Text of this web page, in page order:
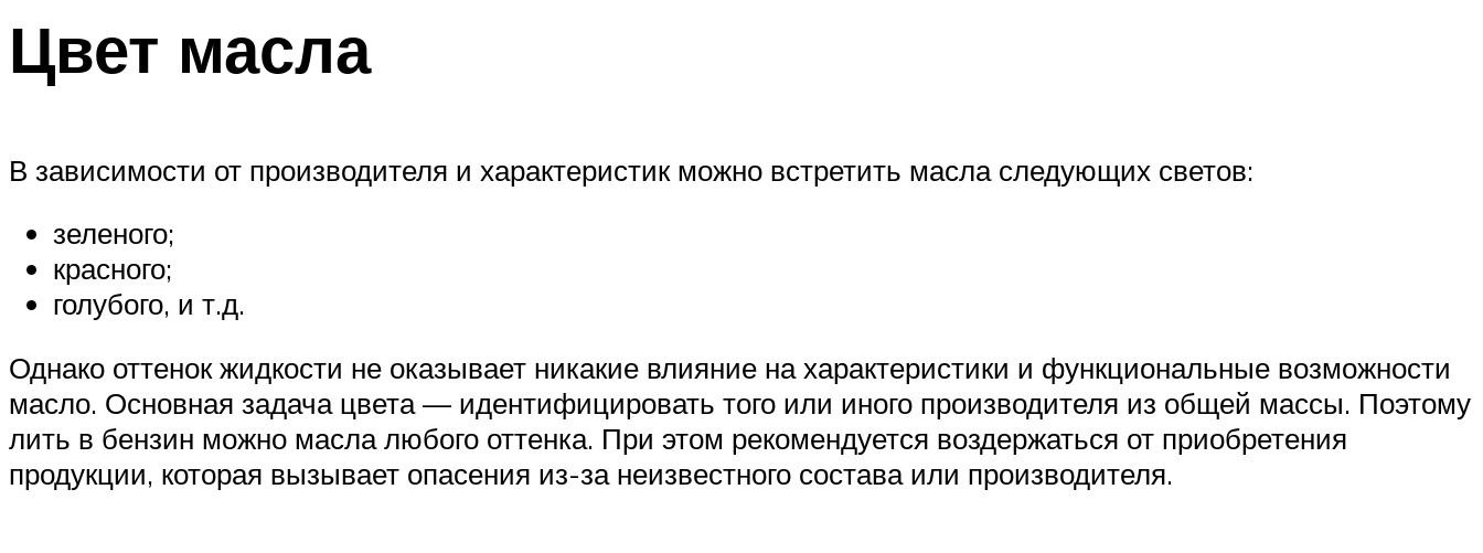
Цвет масла
В зависимости от производителя и характеристик можно встретить масла следующих светов:
зеленого;
красного;
голубого, и т.д.
Однако оттенок жидкости не оказывает никакие влияние на характеристики и функциональные возможности
масло. Основная задача цвета — идентифицировать того или иного производителя из общей массы. Поэтому
лить в бензин можно масла любого оттенка. При этом рекомендуется воздержаться от приобретения
продукции, которая вызывает опасения из-за неизвестного состава или производителя.